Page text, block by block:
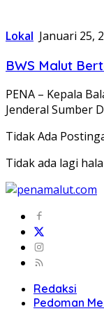
Lokal Januari 25,
BWS Malut
PENA – Kepala
Jenderal Sumber
Tidak Ada
Tidak ada lagi
Redaksi
Pedoman